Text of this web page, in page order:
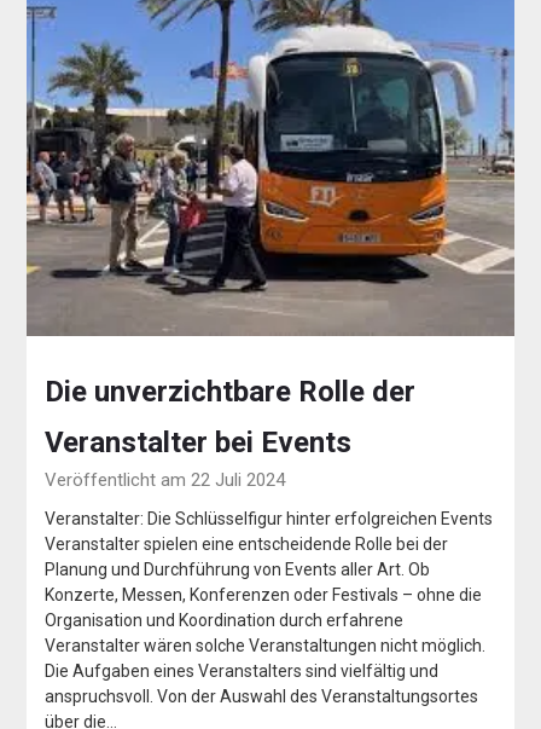
Die unverzichtbare Rolle der
Veranstalter bei Events
Veröffentlicht am 22 Juli 2024
Veranstalter: Die Schlüsselfigur hinter erfolgreichen Events
Veranstalter spielen eine entscheidende Rolle bei der
Planung und Durchführung von Events aller Art. Ob
Konzerte, Messen, Konferenzen oder Festivals – ohne die
Organisation und Koordination durch erfahrene
Veranstalter wären solche Veranstaltungen nicht möglich.
Die Aufgaben eines Veranstalters sind vielfältig und
anspruchsvoll. Von der Auswahl des Veranstaltungsortes
über die…